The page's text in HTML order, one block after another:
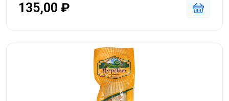
135,00 ₽